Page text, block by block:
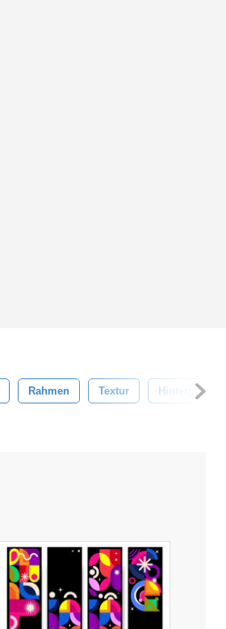
Rahmen Textur Hintergrund